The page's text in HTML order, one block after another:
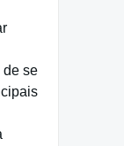
de se